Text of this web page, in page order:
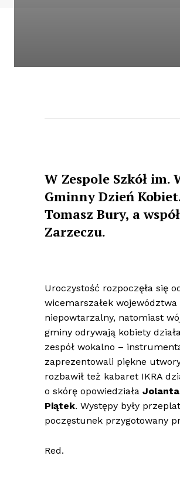
W Zespole Szkół
Gminny Dzień
Tomasz Bury, a
Zarzeczu.
Uroczystość rozpoczęła się
wicemarszałek
niepowtarzalny, natomiast
gminy odrywają kobiety
zespół wokalno –
zaprezentowali piękne
rozbawił też kabaret IKRA
o skórę opowiedziała
Piątek. Występy były
poczęstunek przygotowany
Red.